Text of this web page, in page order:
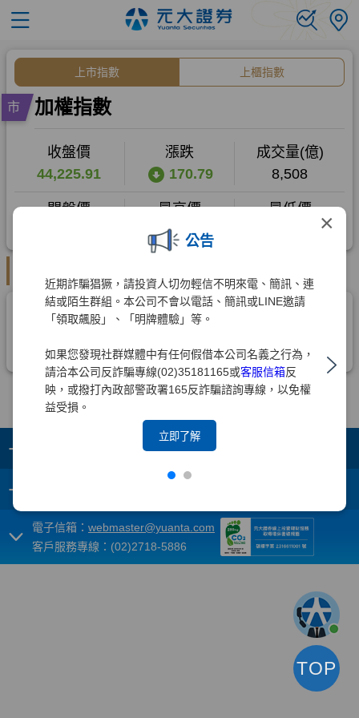
×
公告
近期詐騙猖獗，請投資人切勿輕信不明來電、簡訊、連
結或陌生群組。本公司不會以電話、簡訊或LINE邀請
「領取飆股」、「明牌體驗」等。
如果您發現社群媒體中有任何假借本公司名義之行為，
請洽本公司反詐騙專線(02)35181165或客服信箱反
映，或撥打內政部警政署165反詐騙諮詢專線，以免權
益受損。
立即了解
+
+
電子信箱： webmaster@yuanta.com
客戶服務專線：(02)2718-5886
TOP